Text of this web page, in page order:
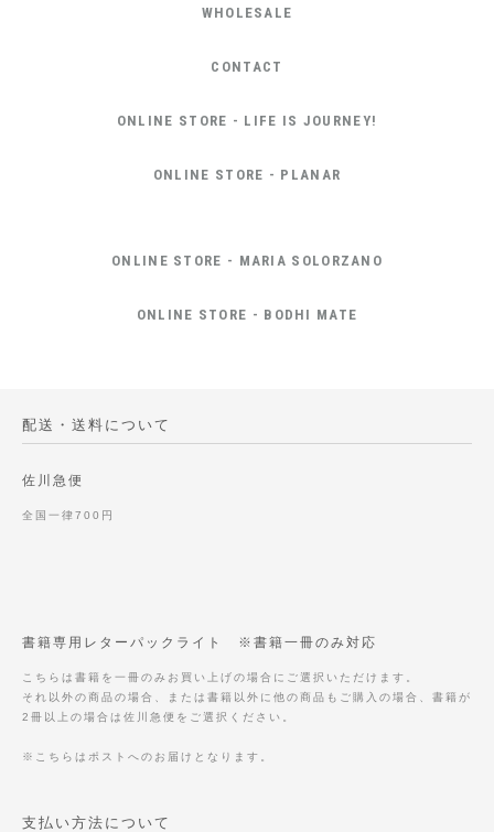
WHOLESALE
CONTACT
ONLINE STORE - LIFE IS JOURNEY!
ONLINE STORE - PLANAR
ONLINE STORE - MARIA SOLORZANO
ONLINE STORE - BODHI MATE
配送・送料について
佐川急便
全国一律700円
書籍専用レターパックライト ※書籍一冊のみ対応
こちらは書籍を一冊のみお買い上げの場合にご選択いただけます。
それ以外の商品の場合、または書籍以外に他の商品もご購入の場合、書籍が
2冊以上の場合は佐川急便をご選択ください。
※こちらはポストへのお届けとなります。
支払い方法について